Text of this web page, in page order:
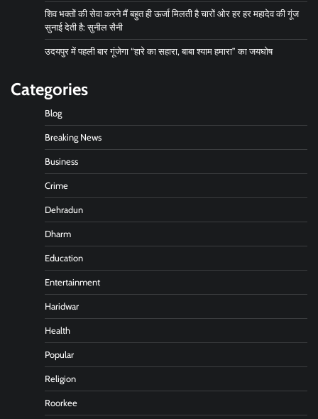
शिव भक्तों की सेवा करने मैं बहुत ही ऊर्जा मिलती है चारों ओर हर हर महादेव की गूंज
सुनाई देती है: सुनील सैनी
उदयपुर में पहली बार गूंजेगा “हारे का सहारा, बाबा श्याम हमारा” का जयघोष
Categories
Blog
Breaking News
Business
Crime
Dehradun
Dharm
Education
Entertainment
Haridwar
Health
Popular
Religion
Roorkee